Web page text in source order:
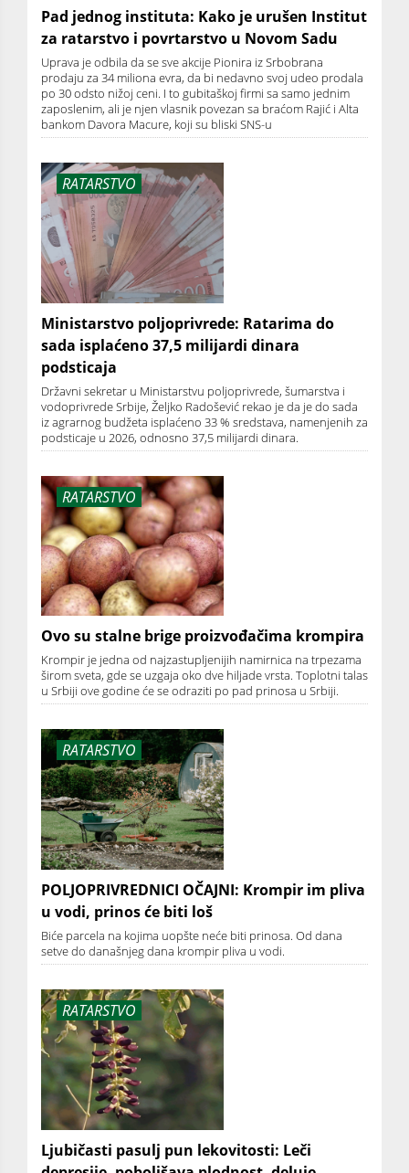
Pad jednog instituta: Kako je urušen Institut
za ratarstvo i povrtarstvo u Novom Sadu
Uprava je odbila da se sve akcije Pionira iz Srbobrana
prodaju za 34 miliona evra, da bi nedavno svoj udeo prodala
po 30 odsto nižoj ceni. I to gubitaškoj firmi sa samo jednim
zaposlenim, ali je njen vlasnik povezan sa braćom Rajić i Alta
bankom Davora Macure, koji su bliski SNS-u
RATARSTVO
Ministarstvo poljoprivrede: Ratarima do
sada isplaćeno 37,5 milijardi dinara
podsticaja
Državni sekretar u Ministarstvu poljoprivrede, šumarstva i
vodoprivrede Srbije, Željko Radošević rekao je da je do sada
iz agrarnog budžeta isplaćeno 33 % sredstava, namenjenih za
podsticaje u 2026, odnosno 37,5 milijardi dinara.
RATARSTVO
Ovo su stalne brige proizvođačima krompira
Krompir je jedna od najzastupljenijih namirnica na trpezama
širom sveta, gde se uzgaja oko dve hiljade vrsta. Toplotni talas
u Srbiji ove godine će se odraziti po pad prinosa u Srbiji.
RATARSTVO
POLJOPRIVREDNICI OČAJNI: Krompir im pliva
u vodi, prinos će biti loš
Biće parcela na kojima uopšte neće biti prinosa. Od dana
setve do današnjeg dana krompir pliva u vodi.
RATARSTVO
Ljubičasti pasulj pun lekovitosti: Leči